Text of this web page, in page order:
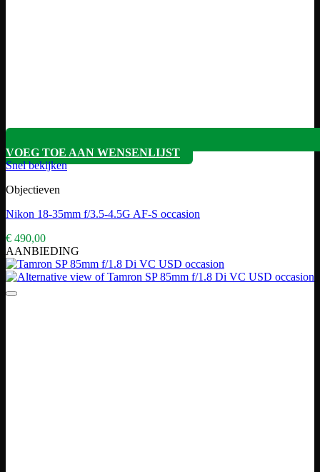
VOEG TOE AAN WENSENLIJST
Snel bekijken
Objectieven
Nikon 18-35mm f/3.5-4.5G AF-S occasion
€ 490,00
AANBIEDING